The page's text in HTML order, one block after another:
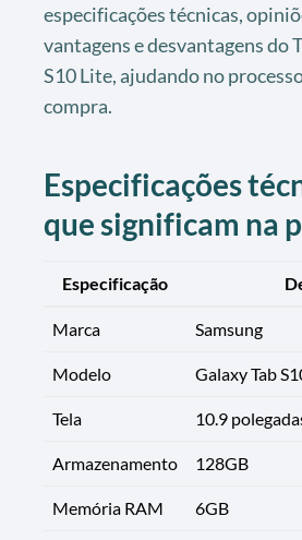
especificações técnicas,
vantagens e desvantagens do
S10 Lite, ajudando no
compra.
Especificações
que significam na
Especificação
Marca Samsung
Modelo Galaxy Tab
Tela 10.9
Armazenamento 128GB
Memória RAM 6GB